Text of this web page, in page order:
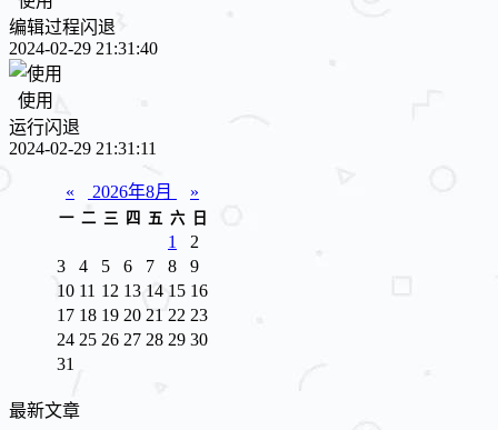
编辑过程闪退
2024-02-29 21:31:40
使用
运行闪退
2024-02-29 21:31:11
« 2026年8月 »
一 二 三 四 五 六 日
1
2
3
4 5 6 7 8
9
10 11 12 13 14 15 16
17 18 19 20 21 22 23
24 25 26 27 28 29 30
31
最新文章